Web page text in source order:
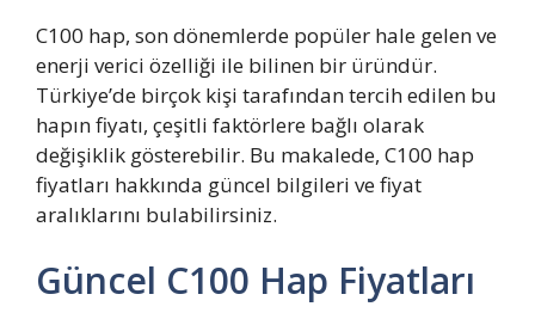
C100 hap, son dönemlerde popüler hale gelen ve
enerji verici özelliği ile bilinen bir üründür.
Türkiye’de birçok kişi tarafından tercih edilen bu
hapın fiyatı, çeşitli faktörlere bağlı olarak
değişiklik gösterebilir. Bu makalede, C100 hap
fiyatları hakkında güncel bilgileri ve fiyat
aralıklarını bulabilirsiniz.
Güncel C100 Hap Fiyatları